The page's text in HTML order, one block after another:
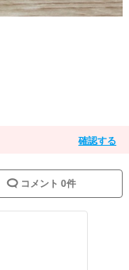
確認する
コメント 0件